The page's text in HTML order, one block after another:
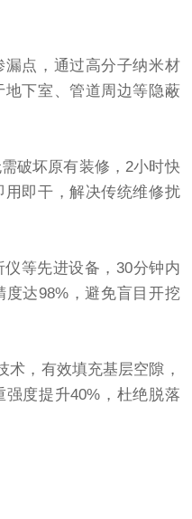
点，通过高分子纳米材
下室、管道周边等隐蔽
破坏原有装修，2小时快
即干，解决传统维修扰
等先进设备，30分钟内
达98%，避免盲目开挖
术，有效填充基层空隙，
度提升40%，杜绝脱落